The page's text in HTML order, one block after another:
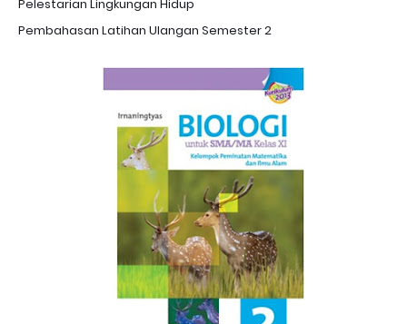
Pelestarian Lingkungan Hidup
Pembahasan Latihan Ulangan Semester 2